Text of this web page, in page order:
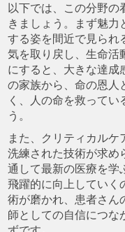
以下では、この分野の
きましょう。まず魅力
する姿を間近で見られ
気を取り戻し、生命活
にすると、大きな達成
の家族から、命の恩人
く、人の命を救ってい
う。
また、クリティカルケ
洗練された技術が求め
通して最新の医療を学
飛躍的に向上していく
術が磨かれ、患者さん
師としての自信につな